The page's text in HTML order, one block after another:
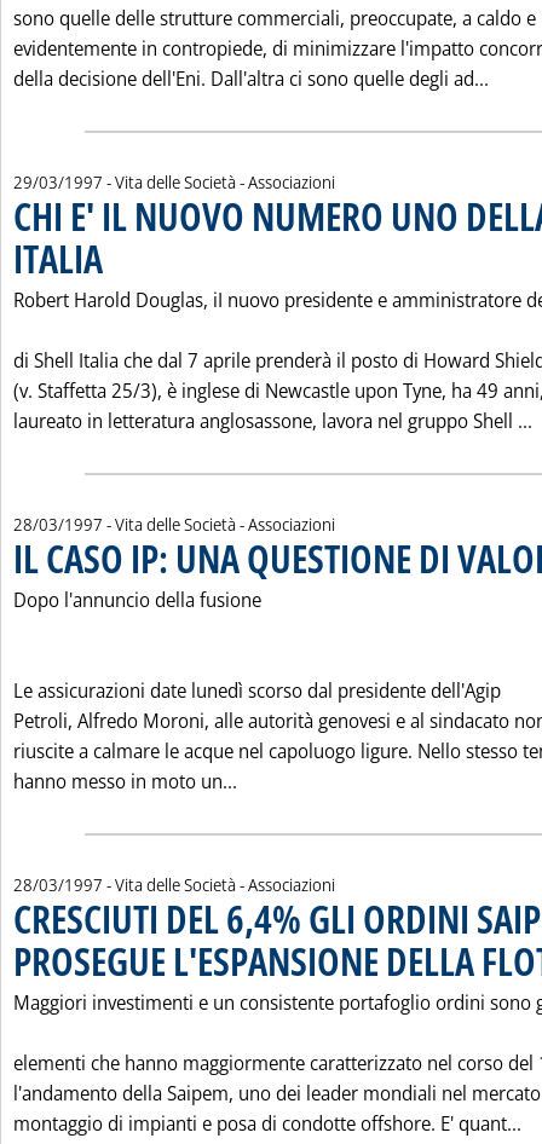
sono quelle delle strutture commerciali, preoccupate, a caldo e
evidentemente in contropiede, di minimizzare l'impatto
della decisione dell'Eni. Dall'altra ci sono quelle degli ad...
29/03/1997 - Vita delle Società - Associazioni
CHI E' IL NUOVO NUMERO UNO
ITALIA
Robert Harold Douglas, iI nuovo presidente e amministratore
di Shell Italia che dal 7 aprile prenderà il posto di Howard
(v. Staffetta 25/3), è inglese di Newcastle upon Tyne, ha 49
laureato in letteratura anglosassone, lavora nel gruppo Shell ...
28/03/1997 - Vita delle Società - Associazioni
IL CASO IP: UNA QUESTIONE DI
Dopo l'annuncio della fusione
Le assicurazioni date lunedì scorso dal presidente dell'Agip
Petroli, Alfredo Moroni, alle autorità genovesi e al sindacato
riuscite a calmare le acque nel capoluogo ligure. Nello stesso
hanno messo in moto un...
28/03/1997 - Vita delle Società - Associazioni
CRESCIUTI DEL 6,4% GLI ORDINI
PROSEGUE L'ESPANSIONE DELLA
Maggiori investimenti e un consistente portafoglio ordini sono
elementi che hanno maggiormente caratterizzato nel corso del
l'andamento della Saipem, uno dei leader mondiali nel
montaggio di impianti e posa di condotte offshore. E' quant...